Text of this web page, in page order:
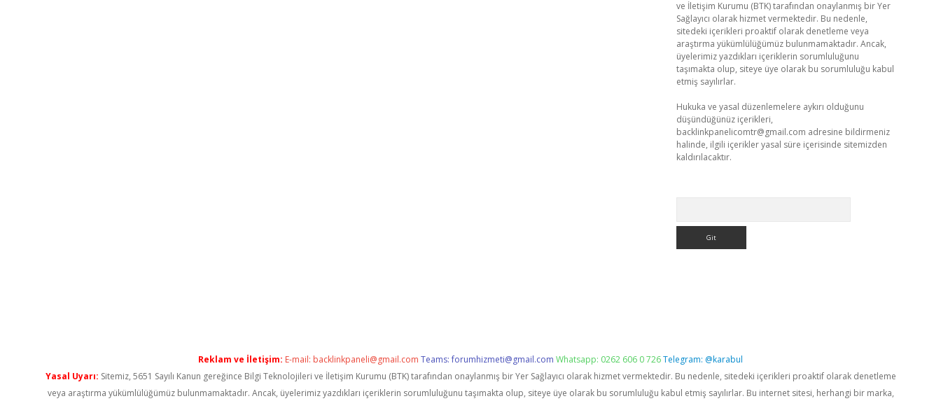
ve İletişim Kurumu (BTK) tarafından onaylanmış bir Yer
Sağlayıcı olarak hizmet vermektedir. Bu nedenle,
sitedeki içerikleri proaktif olarak denetleme veya
araştırma yükümlülüğümüz bulunmamaktadır. Ancak,
üyelerimiz yazdıkları içeriklerin sorumluluğunu
taşımakta olup, siteye üye olarak bu sorumluluğu kabul
etmiş sayılırlar.
Hukuka ve yasal düzenlemelere aykırı olduğunu
düşündüğünüz içerikleri,
backlinkpanelicomtr@gmail.com adresine bildirmeniz
halinde, ilgili içerikler yasal süre içerisinde sitemizden
kaldırılacaktır.
Reklam ve İletişim: E-mail: backlinkpaneli@gmail.com Teams:forumhizmeti@gmail.com Whatsapp: 0262 606 0 726Telegram: @karabul
Yasal Uyarı: Sitemiz, 5651 Sayılı Kanun gereğince Bilgi Teknolojileri ve İletişim Kurumu (BTK) tarafından onaylanmış bir Yer Sağlayıcı olarak hizmet vermektedir. Bu nedenle, sitedeki içerikleri proaktif olarak denetleme
veya araştırma yükümlülüğümüz bulunmamaktadır. Ancak, üyelerimiz yazdıkları içeriklerin sorumluluğunu taşımakta olup, siteye üye olarak bu sorumluluğu kabul etmiş sayılırlar. Bu internet sitesi, herhangi bir marka,